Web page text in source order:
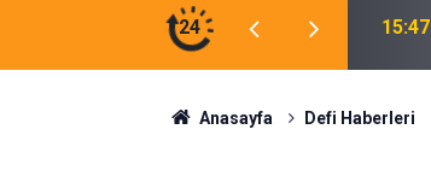
24
Borsalar Gerilerken DEX'ler
04:30
Anasayfa Defi Haberleri